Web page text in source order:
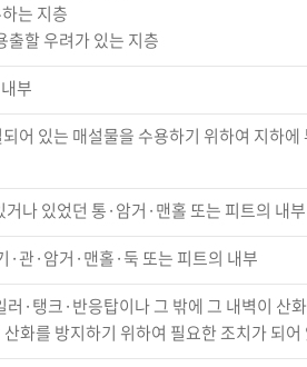
는 지층
출할 우려가 있는 지층
부
어 있는 매설물을 수용하기 위하여 지하
나 있었던 통·암거·맨홀 또는 피트의 내부
·관·암거·맨홀·둑 또는 피트의 내부
·탱크·반응탑이나 그 밖에 그 내벽이 산
화를 방지하기 위하여 필요한 조치가 되